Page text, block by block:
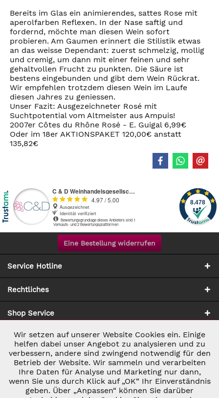
Bereits im Glas ein animierendes, sattes Rose mit
aperolfarben Reflexen. In der Nase saftig und
fordernd, möchte man diesen Wein sofort
probieren. Am Gaumen erinnert die Stilistik etwas
an das weisse Dependant: zuerst schmelzig, mollig
und cremig, um dann mit einer feinen und sehr
gehaltvollen Frucht zu punkten. Die Säure ist
bestens eingebunden und gibt dem Wein Rückrat.
Wir empfehlen trotzdem diesen Wein im Laufe
diesen Jahres zu geniessen.
Unser Fazit: Ausgezeichneter Rosé mit
Suchtpotential vom Altmeister aus Ampuis!
2007er Côtes du Rhône Rosé - E. Guigal 6,99€
Oder im 18er AKTIONSPAKET 120,00€ anstatt
135,82€
Eine Bestellung widerrufen
Service Hotline
Rechtliches
Shop Service
Zahlung & Versand
Notwendig Aktiv
Marketing Inaktiv
Tracking Inaktiv
Wir setzen auf unserer Website Cookies ein. Einige
helfen dabei unser Angebot zu analysieren und zu
verbessern, andere sind zwingend notwendig für den
Betrieb der Website. Wir sammeln und verarbeiten
Ihre Daten für Analyse und Marketing nur dann,
wenn Sie uns durch Klick auf „OK“ Ihr Einverständnis
geben. Über „Anpassen“ können Sie darüber